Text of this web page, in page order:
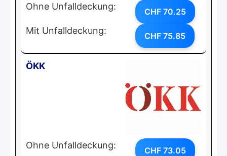
Ohne Unfalldeckung: CHF 70.25
Mit Unfalldeckung: CHF 75.85
ÖKK
Ohne Unfalldeckung: CHF 73.05